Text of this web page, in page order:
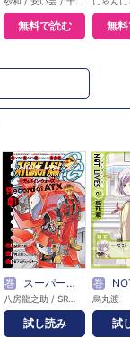
無料で読む 無
巻 スーパーロボット大戦OG -ディバイン・ウォーズ- Record of ATX
試し読み
巻
烏丸渡
試